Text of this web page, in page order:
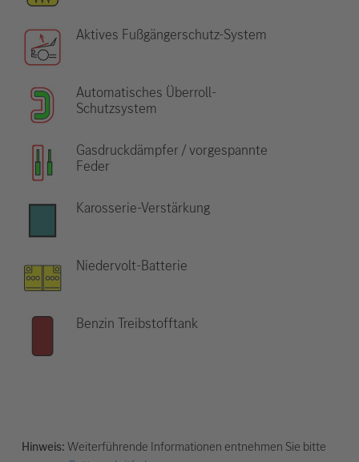
Aktives Fußgängerschutz-System
Automatisches Überroll-
Schutzsystem
Gasdruckdämpfer / vorgespannte
Feder
Karosserie-Verstärkung
Niedervolt-Batterie
Benzin Treibstofftank
Hinweis:Weiterführende Informationen entnehmen Sie bitte